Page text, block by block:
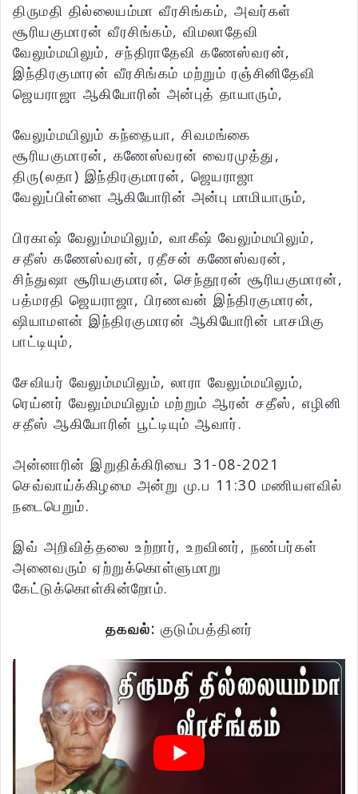
திருமதி தில்லையம்மா வீரசிங்கம், அவர்கள்
சூரியகுமாரன் வீரசிங்கம், விமலாதேவி
வேலும்மயிலும், சந்திராதேவி கணேஸ்வரன்,
இந்திரகுமாரன் வீரசிங்கம் மற்றும் ரஞ்சினிதேவி
ஜெயராஜா ஆகியோரின் அன்புத் தாயாரும்,
வேலும்மயிலும் கந்தையா, சிவமங்கை
சூரியகுமாரன், கணேஸ்வரன் வைரமுத்து,
திரு(லதா) இந்திரகுமாரன், ஜெயராஜா
வேலுப்பிள்ளை ஆகியோரின் அன்பு மாமியாரும்,
பிரகாஷ் வேலும்மயிலும், வாகீஷ் வேலும்மயிலும்,
சதீஸ் கணேஸ்வரன், ரதீசன் கணேஸ்வரன்,
சிந்துஷா சூரியகுமாரன், செந்தூரன் சூரியகுமாரன்,
பத்மரதி ஜெயராஜா, பிரணவன் இந்திரகுமாரன்,
ஷியாமளன் இந்திரகுமாரன் ஆகியோரின் பாசமிகு
பாட்டியும்,
சேவியர் வேலும்மயிலும், லாரா வேலும்மயிலும்,
ரெய்னர் வேலும்மயிலும் மற்றும் ஆரன் சதீஸ், எழினி
சதீஸ் ஆகியோரின் பூட்டியும் ஆவார்.
அன்னாரின் இறுதிக்கிரியை 31-08-2021
செவ்வாய்க்கிழமை அன்று மு.ப 11:30 மணியளவில்
நடைபெறும்.
இவ் அறிவித்தலை உற்றார், உறவினர், நண்பர்கள்
அனைவரும் ஏற்றுக்கொள்ளுமாறு
கேட்டுக்கொள்கின்றோம்.
தகவல்: குடும்பத்தினர்